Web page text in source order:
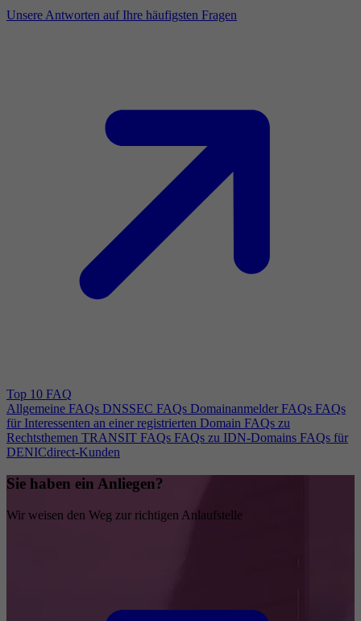
Unsere Antworten auf Ihre häufigsten Fragen
Top 10 FAQ
Allgemeine FAQs DNSSEC FAQs Domainanmelder FAQs FAQs
für Interessenten an einer registrierten Domain FAQs zu
Rechtsthemen TRANSIT FAQs FAQs zu IDN-Domains FAQs für
DENICdirect-Kunden
Sie haben ein Anliegen?
Wir weisen den Weg zur richtigen Anlaufstelle